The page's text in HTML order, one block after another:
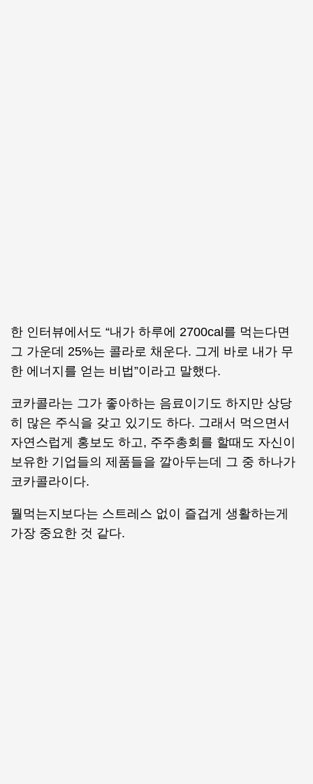
한 인터뷰에서도 “내가 하루에 2700cal를 먹는다면
그 가운데 25%는 콜라로 채운다. 그게 바로 내가 무
한 에너지를 얻는 비법”이라고 말했다.
코카콜라는 그가 좋아하는 음료이기도 하지만 상당
히 많은 주식을 갖고 있기도 하다. 그래서 먹으면서
자연스럽게 홍보도 하고, 주주총회를 할때도 자신이
보유한 기업들의 제품들을 깔아두는데 그 중 하나가
코카콜라이다.
뭘먹는지보다는 스트레스 없이 즐겁게 생활하는게
가장 중요한 것 같다.